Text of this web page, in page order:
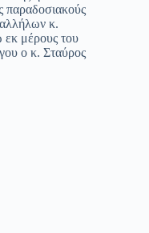
παραδοσιακούς
κ.
εκ μέρους του
ο κ. Σταύρος